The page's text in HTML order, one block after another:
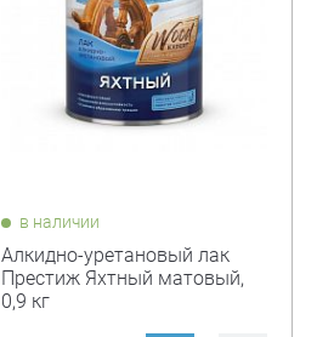
в наличии
Алкидно-уретановый лак
Престиж Яхтный матовый,
0,9 кг